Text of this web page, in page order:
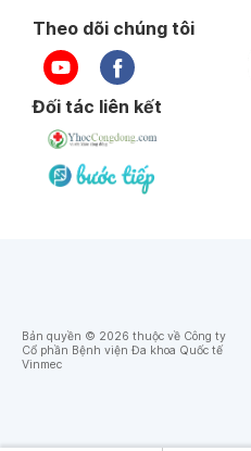
Theo dõi chúng tôi
Đối tác liên kết
Bản quyền © 2026 thuộc về Công ty
Cổ phần Bệnh viện Đa khoa Quốc tế
Vinmec